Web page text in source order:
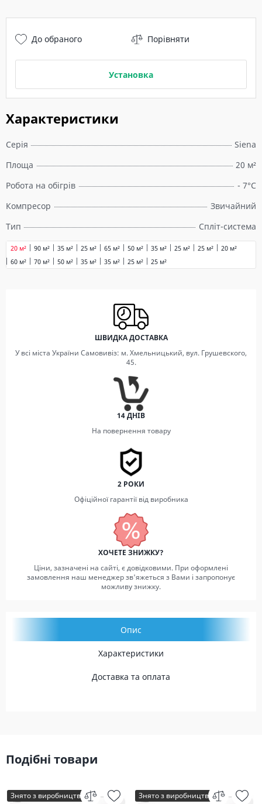
Характеристики
Серія
Siena
Площа
20 м²
Робота на обігрів
- 7°C
Компресор
Звичайний
Тип
Спліт-система
90 м² 35 м² 25 м²
20 м² 65 м² 50 м² 35 м² 25 м² 25 м²
20 м²
60 м²
70 м² 50 м² 35 м² 35 м² 25 м² 25 м²
До обраного Порівняти
Установка
ШВИДКА ДОСТАВКА
У всі міста України Самовивіз: м. Хмельницький, вул. Грушевского,
45.
14 ДНІВ
На повернення товару
2 РОКИ
Офіційної гарантії від виробника
ХОЧЕТЕ ЗНИЖКУ?
Ціни, зазначені на сайті, є довідковими. При оформлені
замовлення наш менеджер зв'яжеться з Вами і запропонує
можливу знижку.
Опис
Характеристики
Доставка та оплата
Подібні товари
Знято з виробництва Знято з виробництва